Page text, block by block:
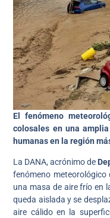
El fenómeno
colosales en una
humanas en la región
La DANA, acrónimo de
fenómeno
una masa de aire frío en
queda aislada y se
aire cálido en la